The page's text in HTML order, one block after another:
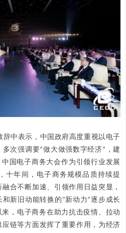
辞中表示，中国政府高度重视以电子
次强调要“做大做强数字经济”，建
国电子商务大会作为引领行业发展
十年间，电子商务规模品质持续提
合不断加速、引领作用日益突显，
新旧动能转换的“新动力”逐步成长
，电子商务在助力抗击疫情、拉动
链等方面发挥了重要作用，为经济